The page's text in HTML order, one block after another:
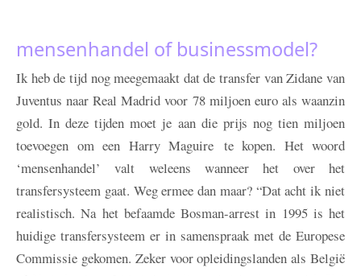
mensenhandel of businessmodel?
Ik heb de tijd nog meegemaakt dat de transfer van Zidane van
Juventus naar Real Madrid voor 78 miljoen euro als waanzin
gold. In deze tijden moet je aan die prijs nog tien miljoen
toevoegen om een Harry Maguire te kopen. Het woord
‘mensenhandel’ valt weleens wanneer het over het
transfersysteem gaat. Weg ermee dan maar? “Dat acht ik niet
realistisch. Na het befaamde Bosman-arrest in 1995 is het
huidige transfersysteem er in samenspraak met de Europese
Commissie gekomen. Zeker voor opleidingslanden als België